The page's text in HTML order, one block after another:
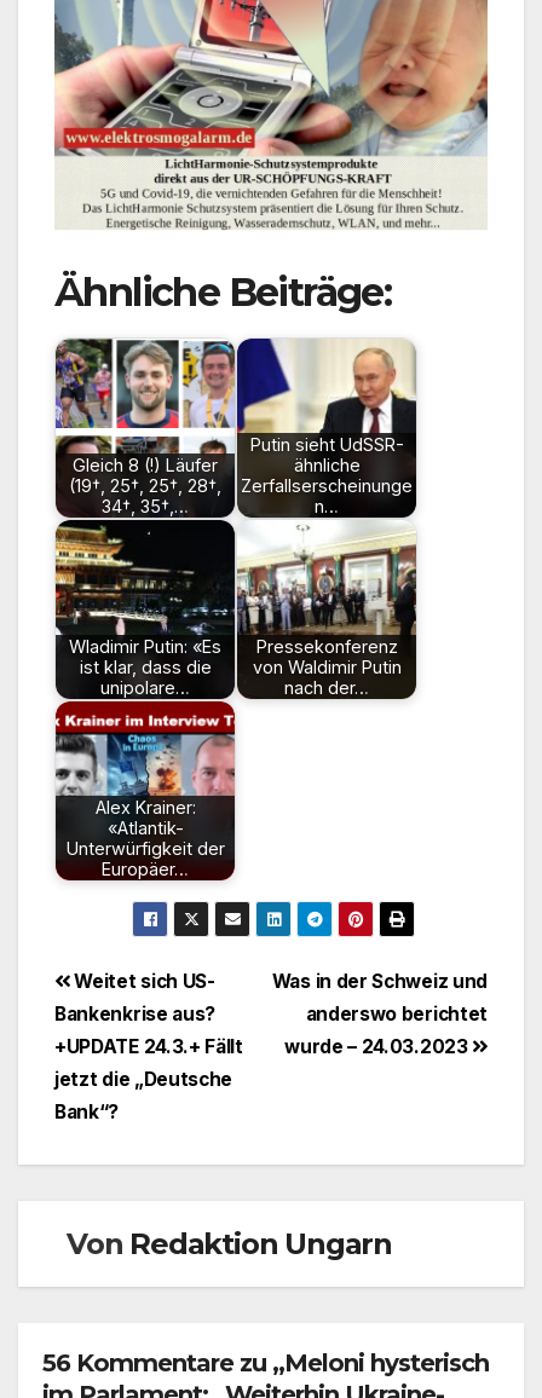
Ähnliche Beiträge:
Gleich 8 (!) Läufer
(19†, 25†, 25†, 28†,
34†, 35†,…
Putin sieht UdSSR-
ähnliche
Zerfallserscheinunge
n…
Wladimir Putin: «Es
ist klar, dass die
unipolare…
Pressekonferenz
von Waldimir Putin
nach der…
Alex Krainer:
«Atlantik-
Unterwürfigkeit der
Europäer…
Beitragsnavigation
Was in der Schweiz und
anderswo berichtet
wurde – 24.03.2023
Weitet sich US-
Bankenkrise aus?
+UPDATE 24.3.+ Fällt
jetzt die „Deutsche
Bank“?
Von Redaktion Ungarn
56 Kommentare zu „Meloni hysterisch